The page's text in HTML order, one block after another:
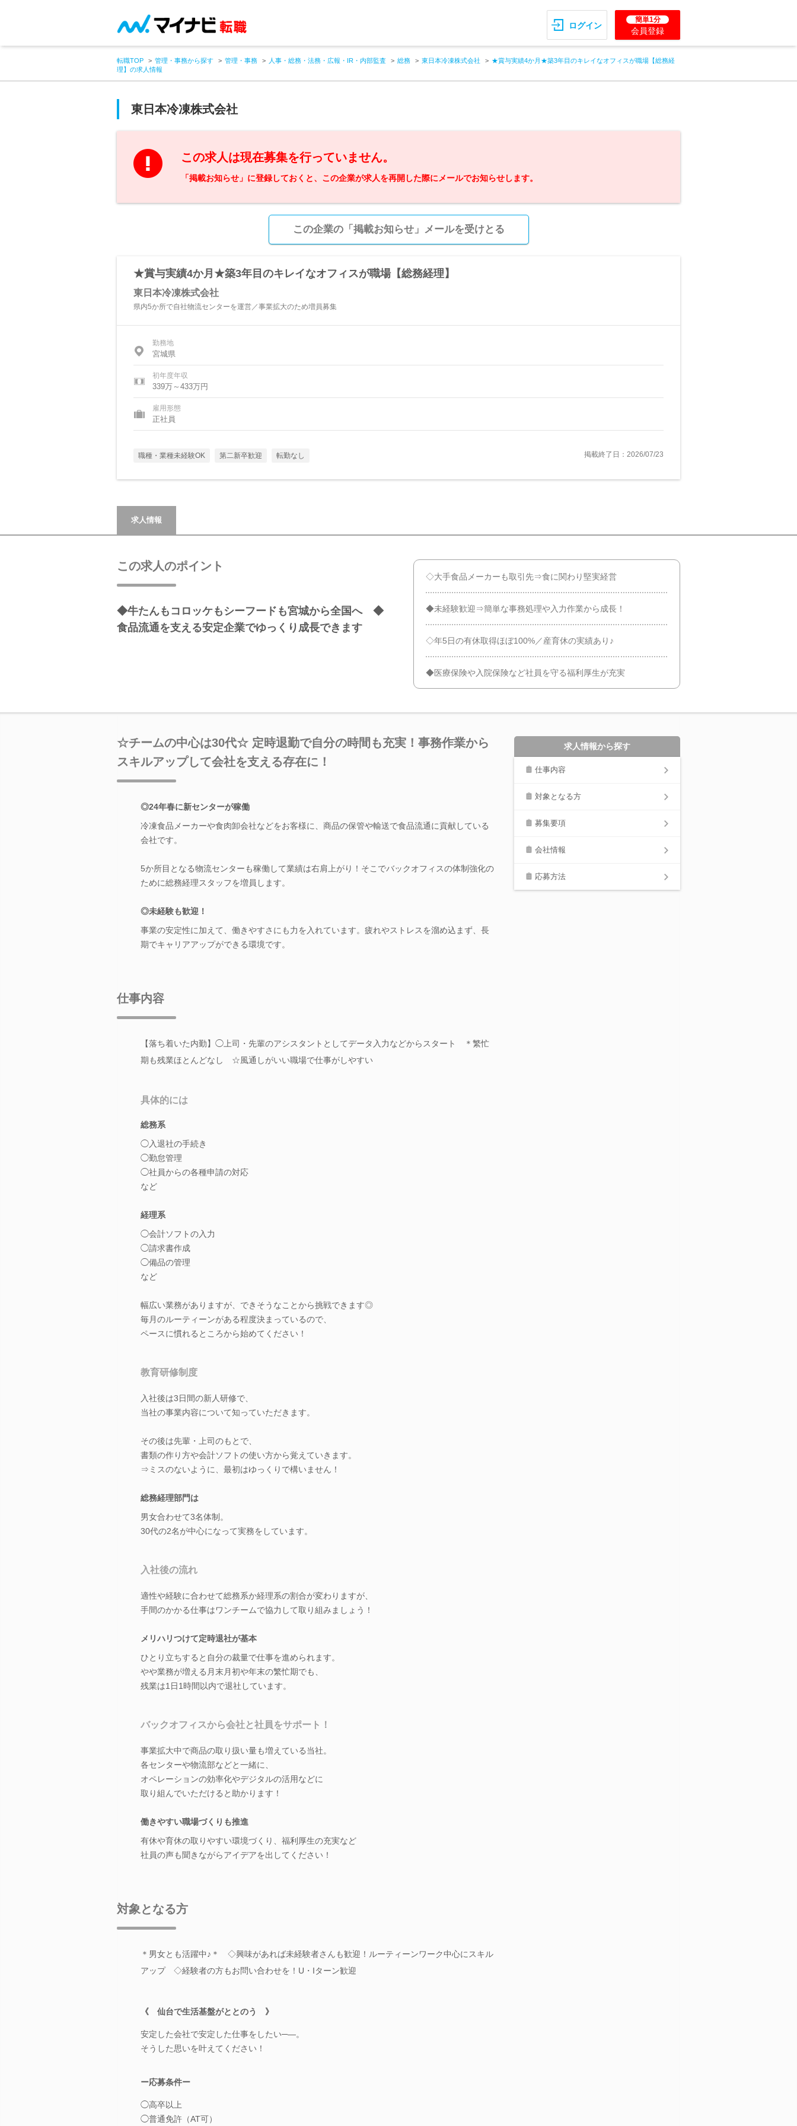
ログイン
簡単1分
会員登録
転職TOP 管理・事務から探す 管理・事務 人事・総務・法務・広報・IR・内部監査 総務 東日本冷凍株式会社
★賞与実績4か月★築3年目のキレイなオフィスが職場【総務経
理】の求人情報
東日本冷凍株式会社
この求人は現在募集を行っていません。
「掲載お知らせ」に登録しておくと、この企業が求人を再開した際にメールでお知らせします。
この企業の「掲載お知らせ」メールを受けとる
★賞与実績4か月★築3年目のキレイなオフィスが職場【総務経理】
東日本冷凍株式会社
県内5か所で自社物流センターを運営／事業拡大のため増員募集
勤務地
宮城県
初年度年収
339万～433万円
雇用形態
正社員
職種・業種未経験OK 第二新卒歓迎 転勤なし 掲載終了日：2026/07/23
求人情報
この求人のポイント
◆牛たんもコロッケもシーフードも宮城から全国へ ◆
食品流通を支える安定企業でゆっくり成長できます
◇大手食品メーカーも取引先⇒食に関わり堅実経営
◆未経験歓迎⇒簡単な事務処理や入力作業から成長！
◇年5日の有休取得ほぼ100%／産育休の実績あり♪
◆医療保険や入院保険など社員を守る福利厚生が充実
☆チームの中心は30代☆ 定時退勤で自分の時間も充実！事務作業から
スキルアップして会社を支える存在に！
◎24年春に新センターが稼働
冷凍食品メーカーや食肉卸会社などをお客様に、商品の保管や輸送で食品流通に貢献している
会社です。
5か所目となる物流センターも稼働して業績は右肩上がり！そこでバックオフィスの体制強化の
ために総務経理スタッフを増員します。
◎未経験も歓迎！
事業の安定性に加えて、働きやすさにも力を入れています。疲れやストレスを溜め込まず、長
期でキャリアアップができる環境です。
仕事内容
【落ち着いた内勤】◯上司・先輩のアシスタントとしてデータ入力などからスタート ＊繁忙
期も残業ほとんどなし ☆風通しがいい職場で仕事がしやすい
具体的には
総務系
◯入退社の手続き
◯勤怠管理
◯社員からの各種申請の対応
など
経理系
◯会計ソフトの入力
◯請求書作成
◯備品の管理
など
幅広い業務がありますが、できそうなことから挑戦できます◎
毎月のルーティーンがある程度決まっているので、
ペースに慣れるところから始めてください！
教育研修制度
入社後は3日間の新人研修で、
当社の事業内容について知っていただきます。
その後は先輩・上司のもとで、
書類の作り方や会計ソフトの使い方から覚えていきます。
⇒ミスのないように、最初はゆっくりで構いません！
総務経理部門は
男女合わせて3名体制。
30代の2名が中心になって実務をしています。
入社後の流れ
適性や経験に合わせて総務系か経理系の割合が変わりますが、
手間のかかる仕事はワンチームで協力して取り組みましょう！
メリハリつけて定時退社が基本
ひとり立ちすると自分の裁量で仕事を進められます。
やや業務が増える月末月初や年末の繁忙期でも、
残業は1日1時間以内で退社しています。
バックオフィスから会社と社員をサポート！
事業拡大中で商品の取り扱い量も増えている当社。
各センターや物流部などと一緒に、
オペレーションの効率化やデジタルの活用などに
取り組んでいただけると助かります！
働きやすい職場づくりも推進
有休や育休の取りやすい環境づくり、福利厚生の充実など
社員の声も聞きながらアイデアを出してください！
対象となる方
＊男女とも活躍中♪＊ ◇興味があれば未経験者さんも歓迎！ルーティーンワーク中心にスキル
アップ ◇経験者の方もお問い合わせを！U・Iターン歓迎
《 仙台で生活基盤がととのう 》
安定した会社で安定した仕事をしたい─―。
そうした思いを叶えてください！
ー応募条件ー
◯高卒以上
◯普通免許（AT可）
求人情報から探す
仕事内容
対象となる方
募集要項
会社情報
応募方法